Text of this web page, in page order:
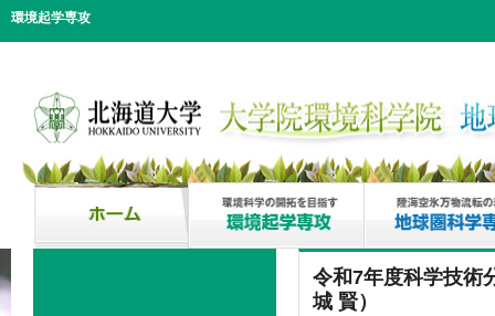
環境起学専攻
令和7年度科学技術
城 賢）